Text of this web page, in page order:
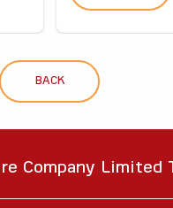
BACK
Company Limited